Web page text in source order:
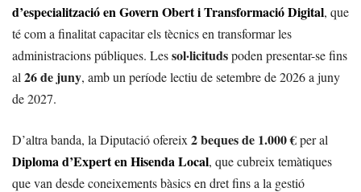
d’especialització en Govern Obert i Transformació Digital, que
té com a finalitat capacitar els tècnics en transformar les
administracions públiques. Lessol·licitudspoden presentar-se fins
al 26 de juny, amb un període lectiu de setembre de 2026 a juny
de 2027.
D’altra banda, la Diputació ofereix 2 beques de 1.000 €per al
Diploma d’Expert en Hisenda Local, que cubreix temàtiques
que van desde coneixements bàsics en dret fins a la gestió